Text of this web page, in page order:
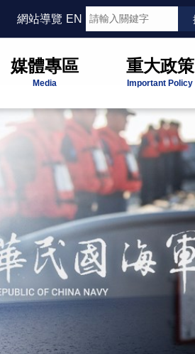
網站導覽 EN
媒體專區
Media
重大政策
Important Policy